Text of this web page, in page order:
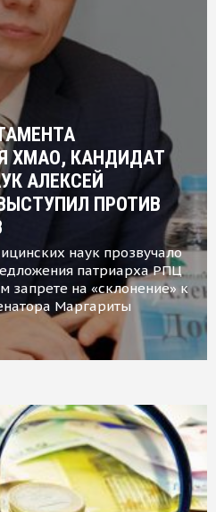
ХМАО, КАНДИДАТ
АЛЕКСЕЙ
ПРОТИВ
наук прозвучало
патриарха РПЦ
запрете на «склонение» к
Маргариты